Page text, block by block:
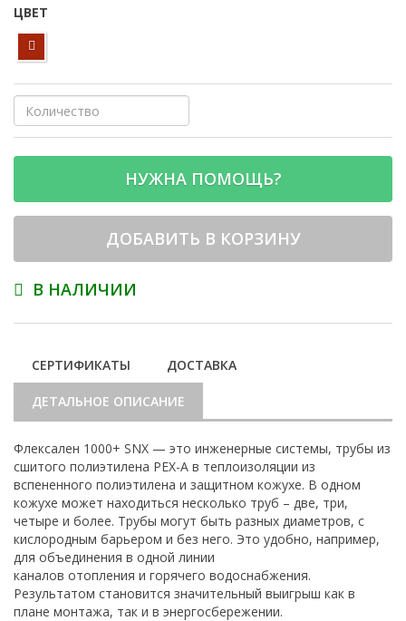
ЦВЕТ
НУЖНА ПОМОЩЬ?
ДОБАВИТЬ В КОРЗИНУ
В НАЛИЧИИ
СЕРТИФИКАТЫ ДОСТАВКА
ДЕТАЛЬНОЕ ОПИСАНИЕ
Флексален 1000+ SNX — это инженерные системы, трубы из
сшитого полиэтилена PEX-A в теплоизоляции из
вспененного полиэтилена и защитном кожухе. В одном
кожухе может находиться несколько труб – две, три,
четыре и более. Трубы могут быть разных диаметров, с
кислородным барьером и без него. Это удобно, например,
для объединения в одной линии
каналов отопления и горячего водоснабжения.
Результатом становится значительный выигрыш как в
плане монтажа, так и в энергосбережении.